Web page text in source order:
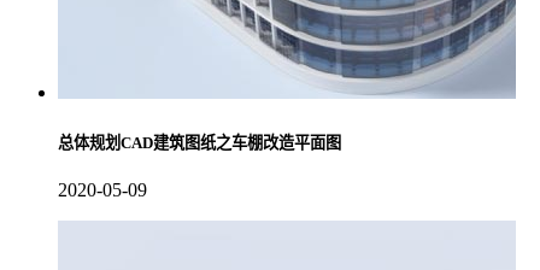
总体规划CAD建筑图纸之车棚改造平面图
2020-05-09